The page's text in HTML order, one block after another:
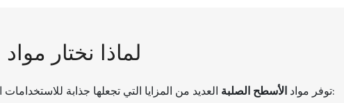
لماذا نختار
توفر موادالأسطح الصلبة
العديد من المزايا التي تجعلها جذابة للاستخدامات السكنية والتجارية على حد سواء: